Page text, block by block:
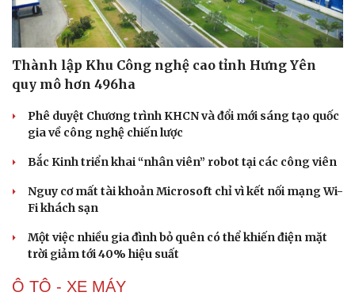
Văn hóa
Sân khấu - Điện ảnh
Âm nhạc
Giải trí
Thành lập Khu Công nghệ cao tỉnh Hưng Yên
quy mô hơn 496ha
Phê duyệt Chương trình KHCN và đổi mới sáng tạo quốc
gia về công nghệ chiến lược
Bắc Kinh triển khai “nhân viên” robot tại các công viên
Nguy cơ mất tài khoản Microsoft chỉ vì kết nối mạng Wi-
Fi khách sạn
Một việc nhiều gia đình bỏ quên có thể khiến điện mặt
trời giảm tới 40% hiệu suất
Ô TÔ - XE MÁY